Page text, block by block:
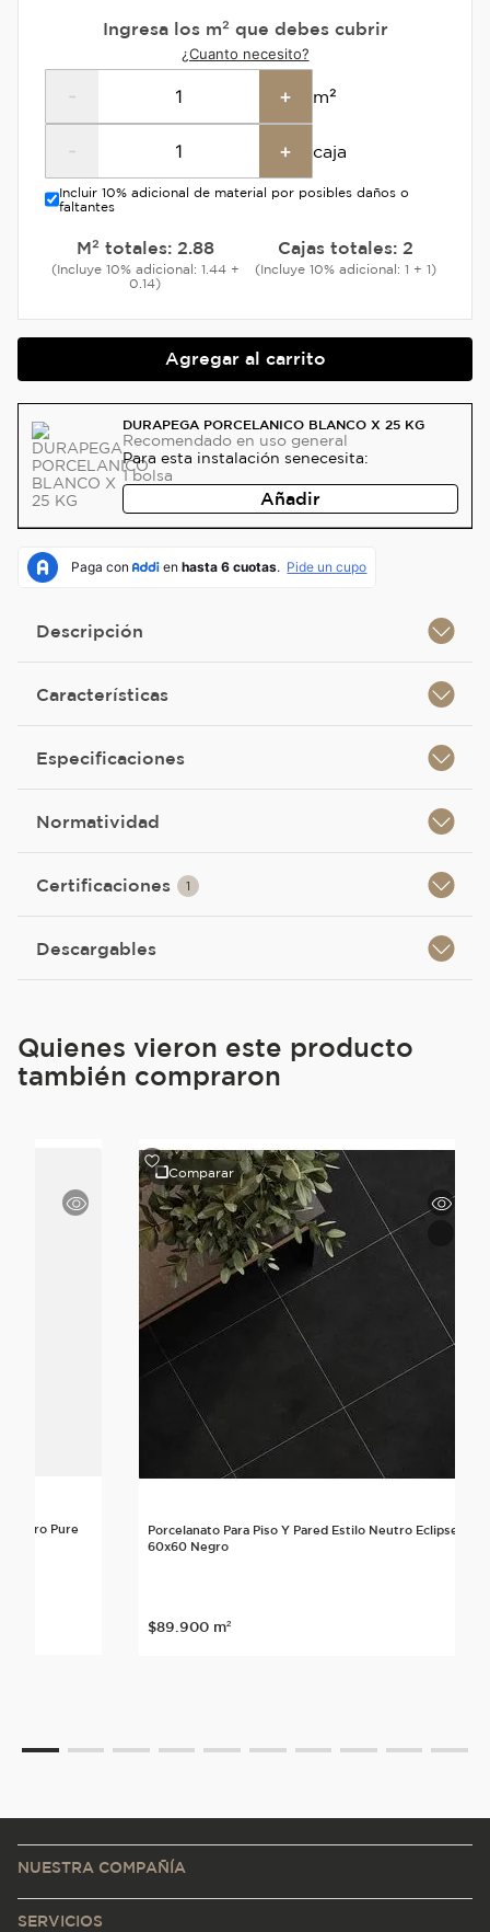
Ingresa los m² que debes cubrir
¿Cuanto necesito?
- + m²
- + caja
Incluir 10% adicional de material por posibles daños o
faltantes
M² totales: 2.88
(Incluye 10% adicional: 1.44 +
0.14)
Cajas totales: 2
(Incluye 10% adicional: 1 + 1)
Agregar al carrito
DURAPEGA PORCELANICO BLANCO X 25 KG
Recomendado en uso general
Para esta instalación senecesita:
1 bolsa
Añadir
Descripción
Características
Especificaciones
Normatividad
Certificaciones 1
Descargables
Quienes vieron este producto
también compraron
Neutro Pure
Comparar
Porcelanato Para Piso Y Pared Estilo Neutro Eclipse
60x60 Negro
$89.900 m²
NUESTRA COMPAÑÍA
SERVICIOS